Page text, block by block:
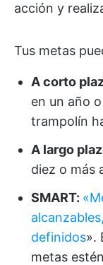
acción y
Tus metas
A corto
en un año
trampolín
A largo
diez o más
SMART:
definidos».
metas